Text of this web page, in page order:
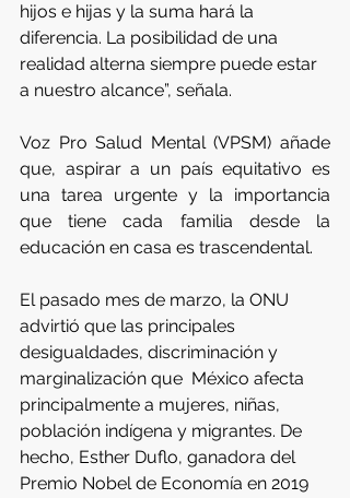
hijos e hijas y la suma hará la
diferencia. La posibilidad de una
realidad alterna siempre puede estar
a nuestro alcance”, señala.
Voz Pro Salud Mental (VPSM) añade
que, aspirar a un país equitativo es
una tarea urgente y la importancia
que tiene cada familia desde la
educación en casa es trascendental.
El pasado mes de marzo, la ONU
advirtió que las principales
desigualdades, discriminación y
marginalización que  México afecta
principalmente a mujeres, niñas,
población indígena y migrantes. De
hecho, Esther Duflo, ganadora del
Premio Nobel de Economía en 2019